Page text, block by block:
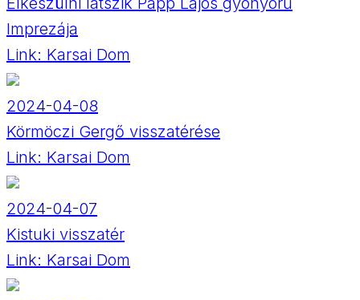
Imprezája
Link: Karsai Dom
2024-04-08
Körmöczi Gergő visszatérése
Link: Karsai Dom
2024-04-07
Kistuki visszatér
Link: Karsai Dom